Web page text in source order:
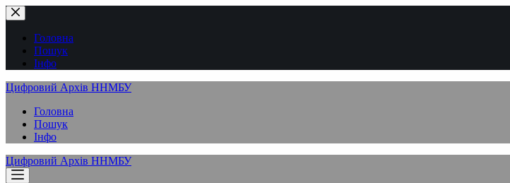
Перейти
до
вмістуГоловна
Пошук
Інфо
Цифровий Архів ННМБУ
Головна
Пошук
Інфо
Цифровий Архів ННМБУ